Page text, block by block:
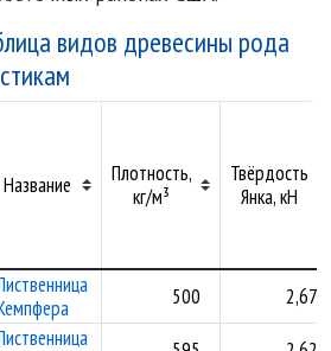
видов древесины рода
Название
Плотность,
кг/м³
Твёрдость
Янка, кН
500 2,67